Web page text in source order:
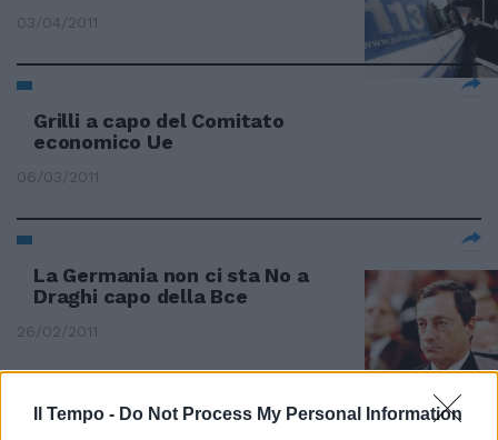
Il Tempo - Do Not Process My Personal Information
03/04/2011
Grilli a capo del Comitato
economico Ue
06/03/2011
La Germania non ci sta No a
Draghi capo della Bce
26/02/2011
Fabrizio Pizzetti è a capo